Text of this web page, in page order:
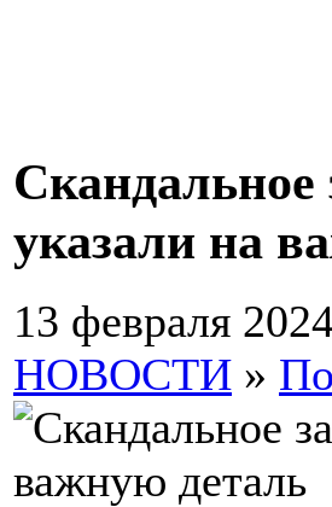
Скандальное
указали на
13 февраля
НОВОСТИ »